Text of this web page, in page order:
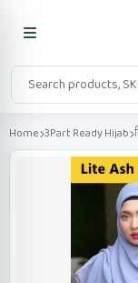
Home 3Part Ready Hijab